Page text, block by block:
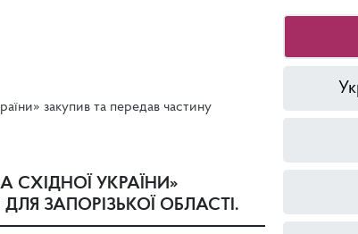
закупив та передав частину
СХІДНОЇ УКРАЇНИ»
ЗАПОРІЗЬКОЇ ОБЛАСТІ.